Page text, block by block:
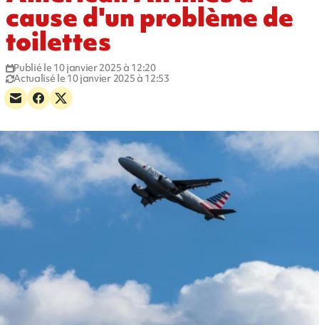
cause d'un problème de
toilettes
Publié le 10 janvier 2025 à 12:20
Actualisé le 10 janvier 2025 à 12:53